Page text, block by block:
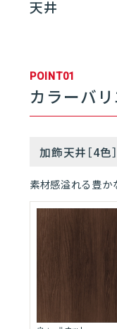
01
03 浴槽
天井
POINT01
カラーバ
加飾天井［4色］
素材感溢れる豊か
07